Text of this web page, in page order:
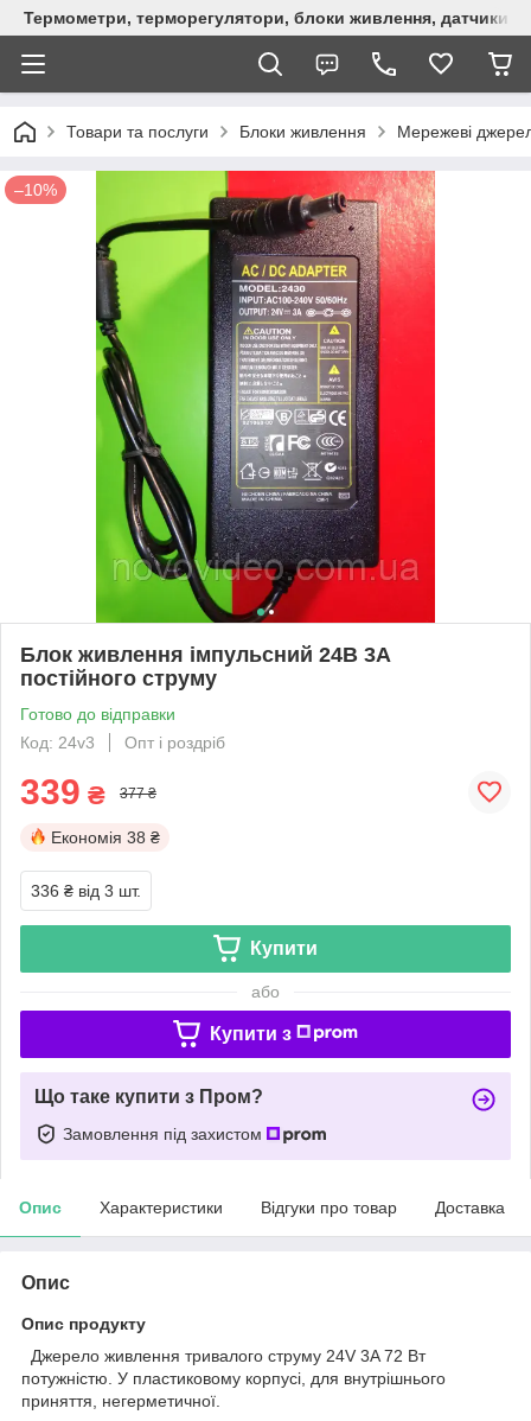
Термометри, терморегулятори, блоки живлення, датчики,
Товари та послуги Блоки живлення Мережеві
–10%
Блок живлення імпульсний 24В 3А
постійного струму
Готово до відправки
Код: 24v3
Опт і роздріб
339 ₴ 377 ₴
Економія 38 ₴
336 ₴ від 3 шт.
Купити
або
Купити з
Що таке купити з Пром?
Замовлення під захистом
Опис Характеристики Відгуки про товар Доставка
Опис
Опис продукту
Джерело живлення тривалого струму 24V 3A 72 Вт
потужністю. У пластиковому корпусі, для внутрішнього
приняття, негерметичної.